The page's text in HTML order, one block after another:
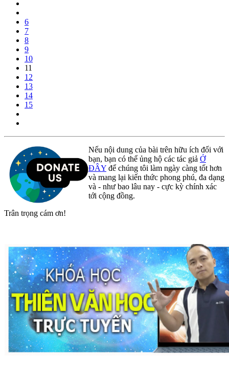
6
7
8
9
10
11
12
13
14
15
Nếu nội dung của bài trên hữu ích đối với
bạn, bạn có thể ủng hộ các tác giả Ở
ĐÂY để chúng tôi làm ngày càng tốt hơn
và mang lại kiến thức phong phú, đa dạng
và - như bao lâu nay - cực kỳ chính xác
tới cộng đồng.
Trân trọng cám ơn!